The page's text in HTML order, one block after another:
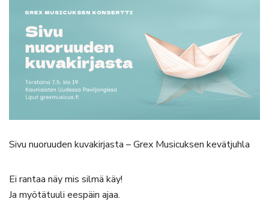
Sivu nuoruuden kuvakirjasta – Grex Musicuksen kevätjuhla
Ei rantaa näy mis silmä käy!
Ja myötätuuli eespäin ajaa.